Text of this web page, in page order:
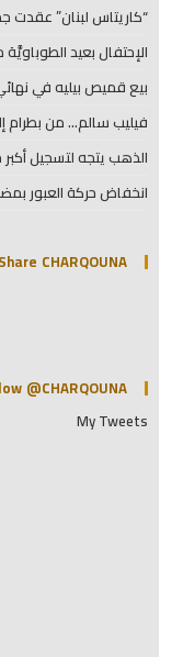
“كاريتاس لبنان” عقدت
الإحتفال بعيد الطوباويَّة
بيع قميص بيليه في نهائي
فيليب سالم… من بطرام
الذهب يتجه لتسجيل
انخفاض حركة العبور
Share CHARQOUNA
@CHARQOUNA
My Tweets